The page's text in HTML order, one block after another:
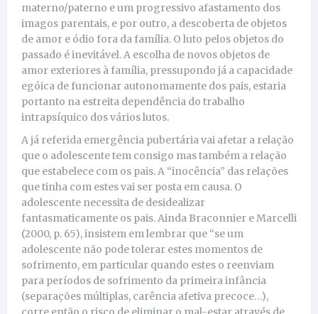
materno/paterno e um progressivo afastamento dos
imagos parentais, e por outro, a descoberta de objetos
de amor e ódio fora da família. O luto pelos objetos do
passado é inevitável. A escolha de novos objetos de
amor exteriores à família, pressupondo já a capacidade
egóica de funcionar autonomamente dos pais, estaria
portanto na estreita dependência do trabalho
intrapsíquico dos vários lutos.
A já referida emergência pubertária vai afetar a relação
que o adolescente tem consigo mas também a relação
que estabelece com os pais. A “inocência” das relações
que tinha com estes vai ser posta em causa. O
adolescente necessita de desidealizar
fantasmaticamente os pais. Ainda Braconnier e Marcelli
(2000, p. 65), insistem em lembrar que “se um
adolescente não pode tolerar estes momentos de
sofrimento, em particular quando estes o reenviam
para períodos de sofrimento da primeira infância
(separações múltiplas, carência afetiva precoce…),